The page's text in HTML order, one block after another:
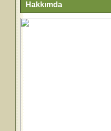
Hakkımda